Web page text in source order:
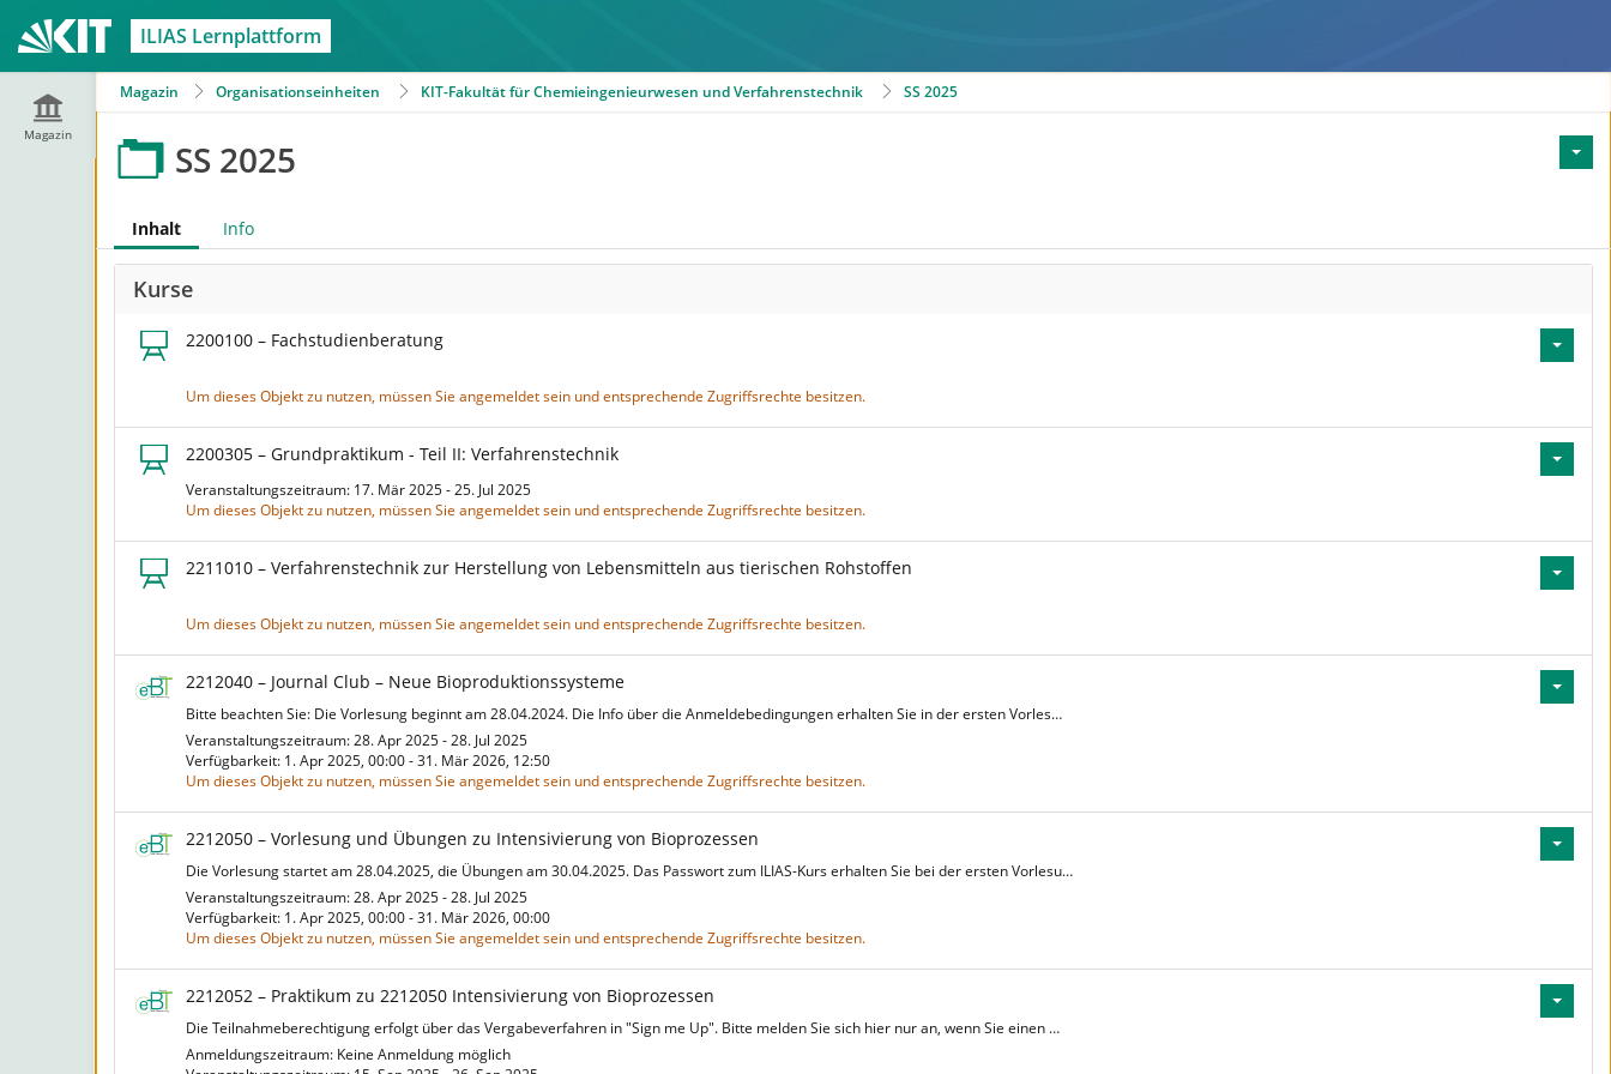
ILIAS Lernplattform
Magazin
SS 2025
KIT-Fakultät für Chemieingenieurwesen und Verfahrenstechnik
Organisationseinheiten
Magazin
SS 2025
Inhalt Info
Kurse
2200100 – Fachstudienberatung
Um dieses Objekt zu nutzen, müssen Sie angemeldet sein und entsprechende Zugriffsrechte besitzen.
2200305 – Grundpraktikum - Teil II: Verfahrenstechnik
Veranstaltungszeitraum: 17. Mär 2025 - 25. Jul 2025
Um dieses Objekt zu nutzen, müssen Sie angemeldet sein und entsprechende Zugriffsrechte besitzen.
2211010 – Verfahrenstechnik zur Herstellung von Lebensmitteln aus tierischen Rohstoffen
Um dieses Objekt zu nutzen, müssen Sie angemeldet sein und entsprechende Zugriffsrechte besitzen.
2212040 – Journal Club – Neue Bioproduktionssysteme
Bitte beachten Sie: Die Vorlesung beginnt am 28.04.2024. Die Info über die Anmeldebedingungen erhalten Sie in der ersten Vorles…
Veranstaltungszeitraum: 28. Apr 2025 - 28. Jul 2025
Verfügbarkeit: 1. Apr 2025, 00:00 - 31. Mär 2026, 12:50
Um dieses Objekt zu nutzen, müssen Sie angemeldet sein und entsprechende Zugriffsrechte besitzen.
2212050 – Vorlesung und Übungen zu Intensivierung von Bioprozessen
Die Vorlesung startet am 28.04.2025, die Übungen am 30.04.2025. Das Passwort zum ILIAS-Kurs erhalten Sie bei der ersten Vorlesu…
Veranstaltungszeitraum: 28. Apr 2025 - 28. Jul 2025
Verfügbarkeit: 1. Apr 2025, 00:00 - 31. Mär 2026, 00:00
Um dieses Objekt zu nutzen, müssen Sie angemeldet sein und entsprechende Zugriffsrechte besitzen.
2212052 – Praktikum zu 2212050 Intensivierung von Bioprozessen
Die Teilnahmeberechtigung erfolgt über das Vergabeverfahren in "Sign me Up". Bitte melden Sie sich hier nur an, wenn Sie einen …
Anmeldungszeitraum: Keine Anmeldung möglich